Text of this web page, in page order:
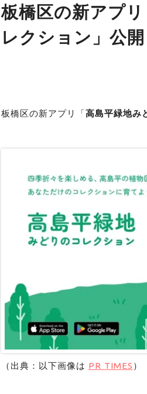
板橋区の新アプ
レクション」公開
板橋区の新アプリ「高島平緑地み
（出典：以下画像は PR TIMES ）